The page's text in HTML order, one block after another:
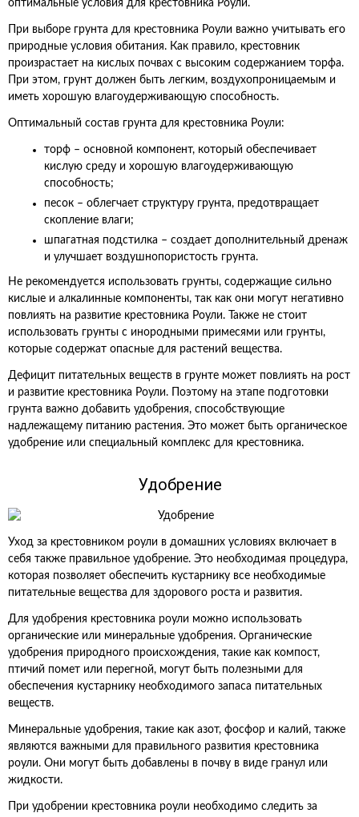
оптимальные условия для крестовника Роули.
При выборе грунта для крестовника Роули важно учитывать его
природные условия обитания. Как правило, крестовник
произрастает на кислых почвах с высоким содержанием торфа.
При этом, грунт должен быть легким, воздухопроницаемым и
иметь хорошую влагоудерживающую способность.
Оптимальный состав грунта для крестовника Роули:
торф – основной компонент, который обеспечивает
кислую среду и хорошую влагоудерживающую
способность;
песок – облегчает структуру грунта, предотвращает
скопление влаги;
шпагатная подстилка – создает дополнительный дренаж
и улучшает воздушнопористость грунта.
Не рекомендуется использовать грунты, содержащие сильно
кислые и алкалинные компоненты, так как они могут негативно
повлиять на развитие крестовника Роули. Также не стоит
использовать грунты с инородными примесями или грунты,
которые содержат опасные для растений вещества.
Дефицит питательных веществ в грунте может повлиять на рост
и развитие крестовника Роули. Поэтому на этапе подготовки
грунта важно добавить удобрения, способствующие
надлежащему питанию растения. Это может быть органическое
удобрение или специальный комплекс для крестовника.
Удобрение
Уход за крестовником роули в домашних условиях включает в
себя также правильное удобрение. Это необходимая процедура,
которая позволяет обеспечить кустарнику все необходимые
питательные вещества для здорового роста и развития.
Для удобрения крестовника роули можно использовать
органические или минеральные удобрения. Органические
удобрения природного происхождения, такие как компост,
птичий помет или перегной, могут быть полезными для
обеспечения кустарнику необходимого запаса питательных
веществ.
Минеральные удобрения, такие как азот, фосфор и калий, также
являются важными для правильного развития крестовника
роули. Они могут быть добавлены в почву в виде гранул или
жидкости.
При удобрении крестовника роули необходимо следить за